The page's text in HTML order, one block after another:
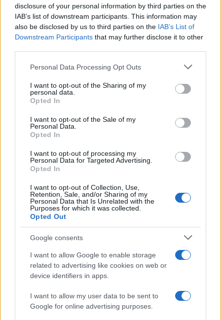
disclosure of your personal information by third parties on the
IAB’s list of downstream participants. This information may
also be disclosed by us to third parties on the IAB’s List of
Downstream Participants that may further disclose it to other
Please note that this website/app uses one or more Google
not limited to your visit or usage behaviour. You may click to
grant or deny consent to Google and its third-party tags to
use your data for below specified purposes in below Google
consent section.
Personal Data Processing Opt Outs
I want to opt-out of the Sharing of my
personal data.
Opted In
I want to opt-out of the Sale of my
Personal Data.
Opted In
I want to opt-out of processing my
Personal Data for Targeted Advertising.
Opted In
I want to opt-out of Collection, Use,
Retention, Sale, and/or Sharing of my
Personal Data that Is Unrelated with the
Purposes for which it was collected.
Opted Out
Google consents
I want to allow Google to enable storage
related to advertising like cookies on web or
device identifiers in apps.
I want to allow my user data to be sent to
Google for online advertising purposes.
Πιο δημοφιλή
Μετέτρεψαν το Σαρακήνικο της Μήλου σε
ελικοδρόμιο – «Πάρκαραν» το ελικόπτερο
Μπρίτνεϊ Σπίαρς: Έκανε αποτυχημένο
μπότοξ και ανέβασε στο Instagram την
Πάρος: «Αν ήταν κάποιος πάνω από την
πισίνα, δε θα είχα θρηνήσει το παιδί μου» –
τα κενά στους ισχυρισμούς του ιδιοκτήτη
του beach bar
αφορά στη χρήση της εικόνας και της
φωνής της Αλίκης Βουγιουκλάκη μέσω AI»
Ο δημοσιογράφος Βασίλης Τσεκούρας
ανακοίνωσε ότι παντρεύεται τη σύντροφό
του, Γωγώ Μπαλή
Πιο σχολιασμένα
Στην Κρήτη ο Κυριάκος Μητσοτάκης,
συνεχίζει τις ολιγοήμερες διακοπές του –
Πού βρέθηκε το Σάββατο